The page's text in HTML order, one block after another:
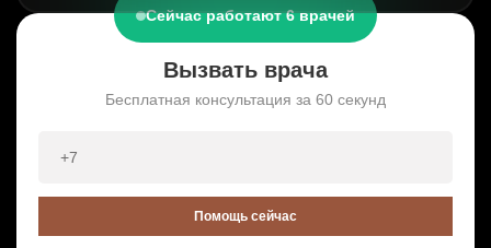
Сейчас работают 6 врачей
Вызвать врача
Бесплатная консультация за 60 секунд
Помощь сейчас